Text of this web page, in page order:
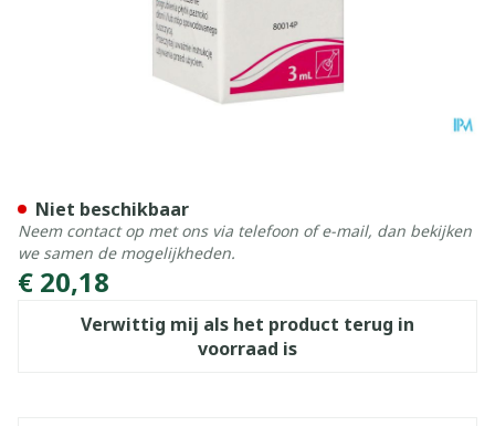
€ 20,18
Verwittig mij als het product terug in
voorraad is
Niet beschikbaar
Neem contact op met ons via telefoon of e-mail, dan bekijken
we samen de mogelijkheden.